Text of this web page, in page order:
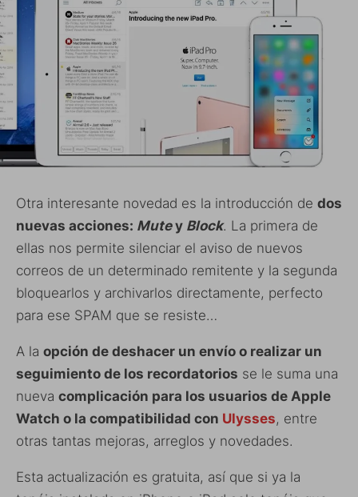
Otra interesante novedad es la introducción de dos
nuevas acciones: Mutey Block. La primera de
ellas nos permite silenciar el aviso de nuevos
correos de un determinado remitente y la segunda
bloquearlos y archivarlos directamente, perfecto
para ese SPAM que se resiste…
A la opción de deshacer un envío o realizar un
seguimiento de los recordatorios se le suma una
nueva complicación para los usuarios de Apple
Watch o la compatibilidad con Ulysses, entre
otras tantas mejoras, arreglos y novedades.
Esta actualización es gratuita, así que si ya la